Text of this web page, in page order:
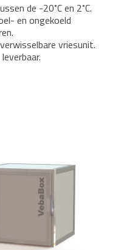
de -20˚C en 2˚C.
en ongekoeld
vriesunit.